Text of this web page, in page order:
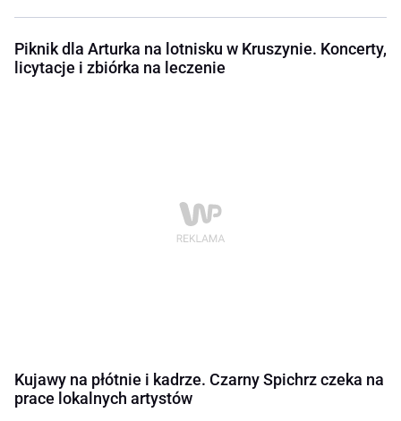
Piknik dla Arturka na lotnisku w Kruszynie. Koncerty,
licytacje i zbiórka na leczenie
Kujawy na płótnie i kadrze. Czarny Spichrz czeka na
prace lokalnych artystów